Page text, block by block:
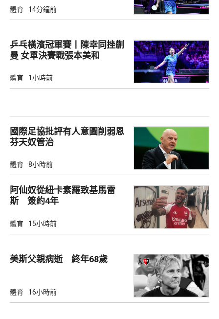
體育 14分鐘前
乒乓橫濱冠軍賽丨陳幸同挫蒯
曼 女單決賽戰張本美和
體育 1小時前
國際足協批評有人意圖削弱恩
芬天奴管治
體育 8小時前
阿仙奴從紐卡素羅致基馬雷
斯 簽約4年
體育 15小時前
美斯父親病逝 終年68歲
體育 16小時前